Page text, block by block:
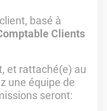
basé à
Clients
et rattaché(e) au
une équipe de
seront: